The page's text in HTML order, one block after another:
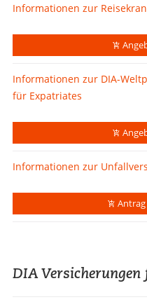
Informationen zur
Informationen zur DIA-
für Expatriates
Informationen zur
DIA